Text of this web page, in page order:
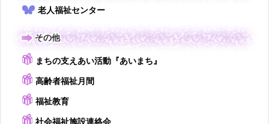
老人福祉センター
その他
まちの支えあい活動『あいまち』
高齢者福祉月間
福祉教育
社会福祉施設連絡会